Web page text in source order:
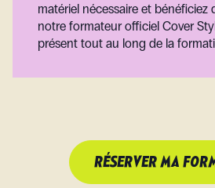
matériel nécessaire et bénéficiez
notre formateur officiel Cover
présent tout au long de la
RÉSERVER MA